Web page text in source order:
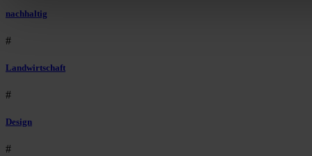
nachhaltig
#
Landwirtschaft
#
Design
#